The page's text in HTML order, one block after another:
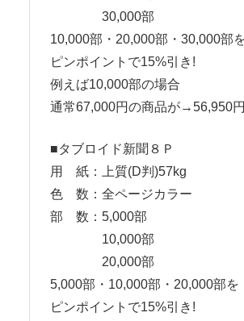
30,000部
10,000部・20,000部・30,000部
ピンポイントで15%引き!
例えば10,000部の場合
通常67,000円の商品が→56,950円
■タブロイド新聞８Ｐ
用 紙：上質(D判)57kg
色 数：全ページカラー
部 数：5,000部
10,000部
20,000部
5,000部・10,000部・20,000部を
ピンポイントで15%引き!